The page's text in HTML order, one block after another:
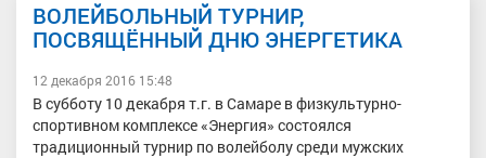
ВОЛЕЙБОЛЬНЫЙ ТУРНИР,
ПОСВЯЩЁННЫЙ ДНЮ ЭНЕРГЕТИКА
12 декабря 2016 15:48
В субботу 10 декабря т.г. в Самаре в физкультурно-
спортивном комплексе «Энергия» состоялся
традиционный турнир по волейболу среди мужских